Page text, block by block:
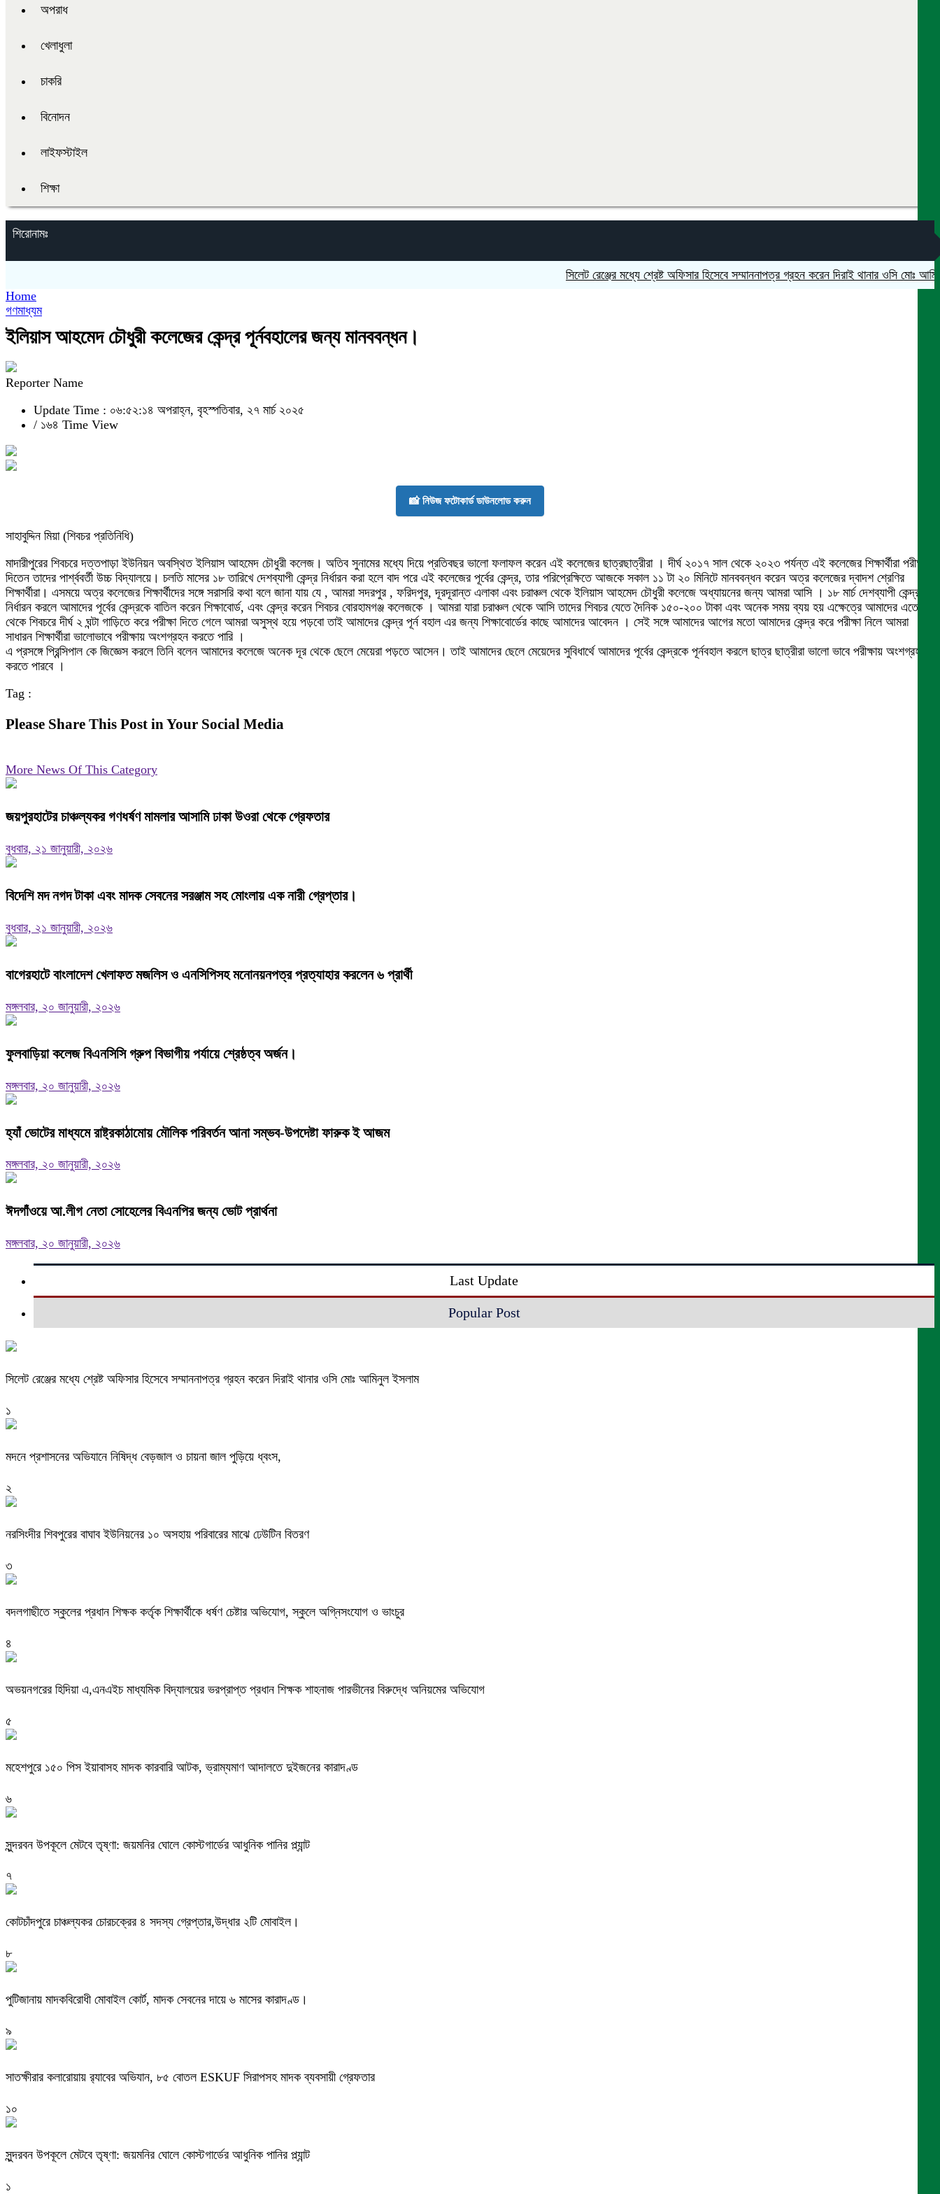
অপরাধ
খেলাধুলা
চাকরি
বিনোদন
লাইফস্টাইল
শিক্ষা
শিরোনামঃ
সিলেট রেঞ্জের মধ্যে শ্রেষ্ট অফিসার হিসেবে সম্মাননাপত্র গ্রহন করেন দিরাই থানার ওসি মোঃ আমিনুল
Home
গণমাধ্যম
ইলিয়াস আহমেদ চৌধুরী কলেজের কেন্দ্র পূর্নবহালের জন্য মানববন্ধন।
Reporter Name
Update Time : ০৬:৫২:১৪ অপরাহ্ন, বৃহস্পতিবার, ২৭ মার্চ ২০২৫
/ ১৬৪ Time View
📸 নিউজ ফটোকার্ড ডাউনলোড করুন
সাহাবুদ্দিন মিয়া (শিবচর প্রতিনিধি)
মাদারীপুরের শিবচরে দত্তপাড়া ইউনিয়ন অবস্থিত ইলিয়াস আহমেদ চৌধুরী কলেজ। অতিব সুনামের মধ্যে দিয়ে প্রতিবছর ভালো ফলাফল করেন এই কলেজের ছাত্রছাত্রীরা । দীর্ঘ ২০১৭ সাল থেকে ২০২৩ পর্যন্ত এই কলেজের শিক্ষার্থীরা পরীক্ষা
দিতেন তাদের পার্শ্ববর্তী উচ্চ বিদ্যালয়ে। চলতি মাসের ১৮ তারিখে দেশব্যাপী কেন্দ্র নির্ধারন করা হলে বাদ পরে এই কলেজের পূর্বের কেন্দ্র, তার পরিপ্রেক্ষিতে আজকে সকাল ১১ টা ২০ মিনিটে মানববন্ধন করেন অত্র কলেজের দ্বাদশ শ্রেণির
শিক্ষার্থীরা। এসময়ে অত্র কলেজের শিক্ষার্থীদের সঙ্গে সরাসরি কথা বলে জানা যায় যে , আমরা সদরপুর , ফরিদপুর, দূরদূরান্ত এলাকা এবং চরাঞ্চল থেকে ইলিয়াস আহমেদ চৌধুরী কলেজে অধ্যায়নের জন্য আমরা আসি । ১৮ মার্চ দেশব্যাপী কেন্দ্র
নির্ধারন করলে আমাদের পূর্বের কেন্দ্রকে বাতিল করেন শিক্ষাবোর্ড, এবং কেন্দ্র করেন শিবচর বোরহামগঞ্জ কলেজকে । আমরা যারা চরাঞ্চল থেকে আসি তাদের শিবচর যেতে দৈনিক ১৫০-২০০ টাকা এবং অনেক সময় ব্যয় হয় এক্ষেত্রে আমাদের এতো দূর
থেকে শিবচরে দীর্ঘ ২ ঘন্টা গাড়িতে করে পরীক্ষা দিতে গেলে আমরা অসুস্থ হয়ে পড়বো তাই আমাদের কেন্দ্র পূর্ন বহাল এর জন্য শিক্ষাবোর্ডের কাছে আমাদের আবেদন । সেই সঙ্গে আমাদের আগের মতো আমাদের কেন্দ্র করে পরীক্ষা নিলে আমরা
সাধারন শিক্ষার্থীরা ভালোভাবে পরীক্ষায় অংশগ্রহন করতে পারি ।
এ প্রসঙ্গে প্রিন্সিপাল কে জিজ্ঞেস করলে তিনি বলেন আমাদের কলেজে অনেক দূর থেকে ছেলে মেয়েরা পড়তে আসেন। তাই আমাদের ছেলে মেয়েদের সুবিধার্থে আমাদের পূর্বের কেন্দ্রকে পূর্নবহাল করলে ছাত্র ছাত্রীরা ভালো ভাবে পরীক্ষায় অংশগ্রহণ
করতে পারবে ।
Tag :
Please Share This Post in Your Social Media
More News Of This Category
জয়পুরহাটের চাঞ্চল্যকর গণধর্ষণ মামলার আসামি ঢাকা উওরা থেকে গ্রেফতার
বুধবার, ২১ জানুয়ারী, ২০২৬
বিদেশি মদ নগদ টাকা এবং মাদক সেবনের সরঞ্জাম সহ মোংলায় এক নারী গ্রেপ্তার।
বুধবার, ২১ জানুয়ারী, ২০২৬
বাগেরহাটে বাংলাদেশ খেলাফত মজলিস ও এনসিপিসহ মনোনয়নপত্র প্রত্যাহার করলেন ৬ প্রার্থী
মঙ্গলবার, ২০ জানুয়ারী, ২০২৬
ফুলবাড়িয়া কলেজ বিএনসিসি গ্রুপ বিভাগীয় পর্যায়ে শ্রেষ্ঠত্ব অর্জন।
মঙ্গলবার, ২০ জানুয়ারী, ২০২৬
হ্যাঁ ভোটের মাধ্যমে রাষ্ট্রকাঠামোয় মৌলিক পরিবর্তন আনা সম্ভব-উপদেষ্টা ফারুক ই আজম
মঙ্গলবার, ২০ জানুয়ারী, ২০২৬
ঈদগাঁওয়ে আ.লীগ নেতা সোহেলের বিএনপির জন্য ভোট প্রার্থনা
মঙ্গলবার, ২০ জানুয়ারী, ২০২৬
Last Update
Popular Post
সিলেট রেঞ্জের মধ্যে শ্রেষ্ট অফিসার হিসেবে সম্মাননাপত্র গ্রহন করেন দিরাই থানার ওসি মোঃ আমিনুল ইসলাম
১
মদনে প্রশাসনের অভিযানে নিষিদ্ধ বেড়জাল ও চায়না জাল পুড়িয়ে ধ্বংস,
২
নরসিংদীর শিবপুরের বাঘাব ইউনিয়নের ১০ অসহায় পরিবারের মাঝে ঢেউটিন বিতরণ
৩
বদলগাছীতে স্কুলের প্রধান শিক্ষক কর্তৃক শিক্ষার্থীকে ধর্ষণ চেষ্টার অভিযোগ, স্কুলে অগ্নিসংযোগ ও ভাংচুর
৪
অভয়নগরের হিদিয়া এ,এনএইচ মাধ্যমিক বিদ্যালয়ের ভরপ্রাপ্ত প্রধান শিক্ষক শাহনাজ পারভীনের বিরুদ্ধে অনিয়মের অভিযোগ
৫
মহেশপুরে ১৫০ পিস ইয়াবাসহ মাদক কারবারি আটক, ভ্রাম্যমাণ আদালতে দুইজনের কারাদণ্ড
৬
সুন্দরবন উপকূলে মেটবে তৃষ্ণা: জয়মনির ঘোলে কোস্টগার্ডের আধুনিক পানির প্ল্যান্ট
৭
কোটচাঁদপুরে চাঞ্চল্যকর চোরচক্রের ৪ সদস্য গ্রেপ্তার,উদ্ধার ২টি মোবাইল।
৮
পুটিজানায় মাদকবিরোধী মোবাইল কোর্ট, মাদক সেবনের দায়ে ৬ মাসের কারাদণ্ড।
৯
সাতক্ষীরার কলারোয়ায় র‍্যাবের অভিযান, ৮৫ বোতল ESKUF সিরাপসহ মাদক ব্যবসায়ী গ্রেফতার
১০
সুন্দরবন উপকূলে মেটবে তৃষ্ণা: জয়মনির ঘোলে কোস্টগার্ডের আধুনিক পানির প্ল্যান্ট
১